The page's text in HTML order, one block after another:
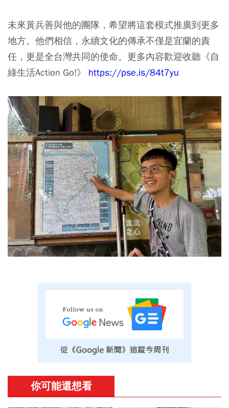
未來黃兵善與他的團隊，希望將這套模式推廣到更多
地方。他們相信，永續文化的傳承不僅是宜蘭的責
任，更是全台灣共同的使命。更多內容歡迎收聽《自
綠生活Action Go!》
https://pse.is/84t7yu